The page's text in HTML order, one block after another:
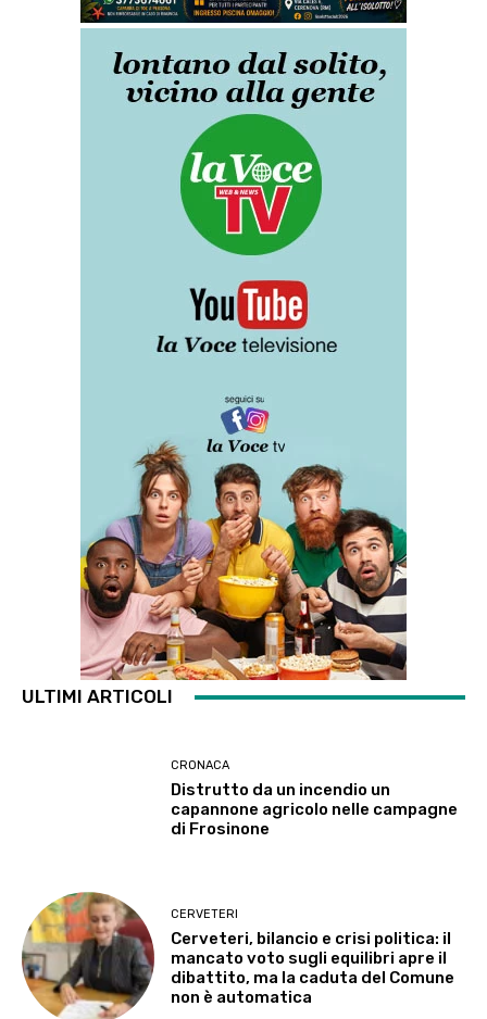
ULTIMI ARTICOLI
CRONACA
Distrutto da un incendio un
capannone agricolo nelle campagne
di Frosinone
CERVETERI
Cerveteri, bilancio e crisi politica: il
mancato voto sugli equilibri apre il
dibattito, ma la caduta del Comune
non è automatica